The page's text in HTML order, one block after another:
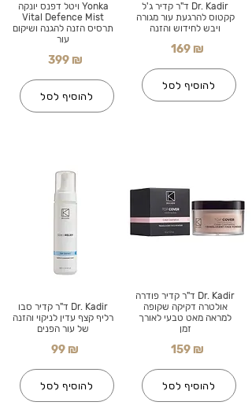
Yonka ויטל דפנס יונקה
Vital Defence Mist
תרסיס הזנה להגנה ושיקום
עור
399 ₪
להוסיף לסל
Dr. Kadir ד"ר קדיר סבו
רליף קצף עדין לניקוי והזנה
של עור הפנים
99 ₪
להוסיף לסל
Dr. Kadir ד"ר קדיר ג'ל
קקטוס להרגעת עור מגורה
ויבש לחידוש והזנה
169 ₪
להוסיף לסל
Dr. Kadir ד"ר קדיר פודרה
אולטרה דקיקה שקופה
למראה מאט טבעי לאורך
זמן
159 ₪
להוסיף לסל